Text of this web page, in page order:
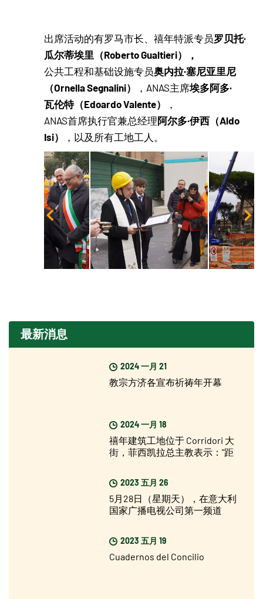
出席活动的有罗马市长、禧年特派专员罗贝托·
瓜尔蒂埃里（Roberto Gualtieri），
公共工程和基础设施专员奥内拉·塞尼亚里尼
（Ornella Segnalini）
，ANAS主席埃多阿多·
瓦伦特（Edoardo Valente）
，
ANAS首席执行官兼总经理阿尔多·伊西（Aldo
Isi）
，以及所有工地工人。
最新消息
2024 一月 21
教宗方济各宣布祈祷年开幕
2024 一月 18
禧年建筑工地位于 Corridori 大
街，菲西凯拉总主教表示："距
离圣年还有不久，但我非常乐
2023 五月 26
5月28日（星期天），在意大利
国家广播电视公司第一频道
（Rai Uno）上播出新一期的
2023 五月 19
Cuadernos del Concilio